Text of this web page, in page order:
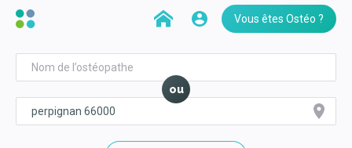
Vous êtes Ostéo ?
ou